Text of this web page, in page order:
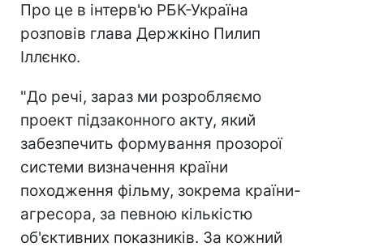
Про це в інтерв'ю РБК-Україна
розповів глава Держкіно Пилип
Іллєнко.
"До речі, зараз ми розробляємо
проект підзаконного акту, який
забезпечить формування прозорої
системи визначення країни
походження фільму, зокрема країни-
агресора, за певною кількістю
об'єктивних показників. За кожний